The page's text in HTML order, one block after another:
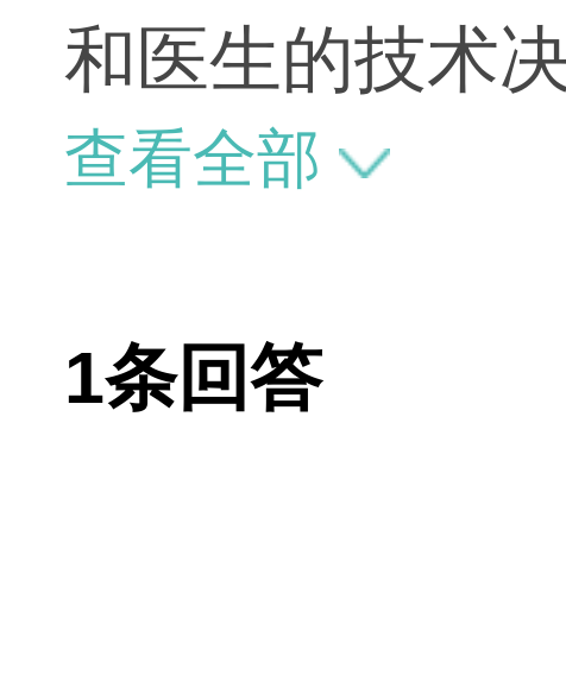
和医生的技术
不要到美容院
查看全部
1条回答